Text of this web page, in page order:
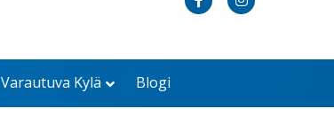
c
b
s
a
Varautuva Kylä Blogi